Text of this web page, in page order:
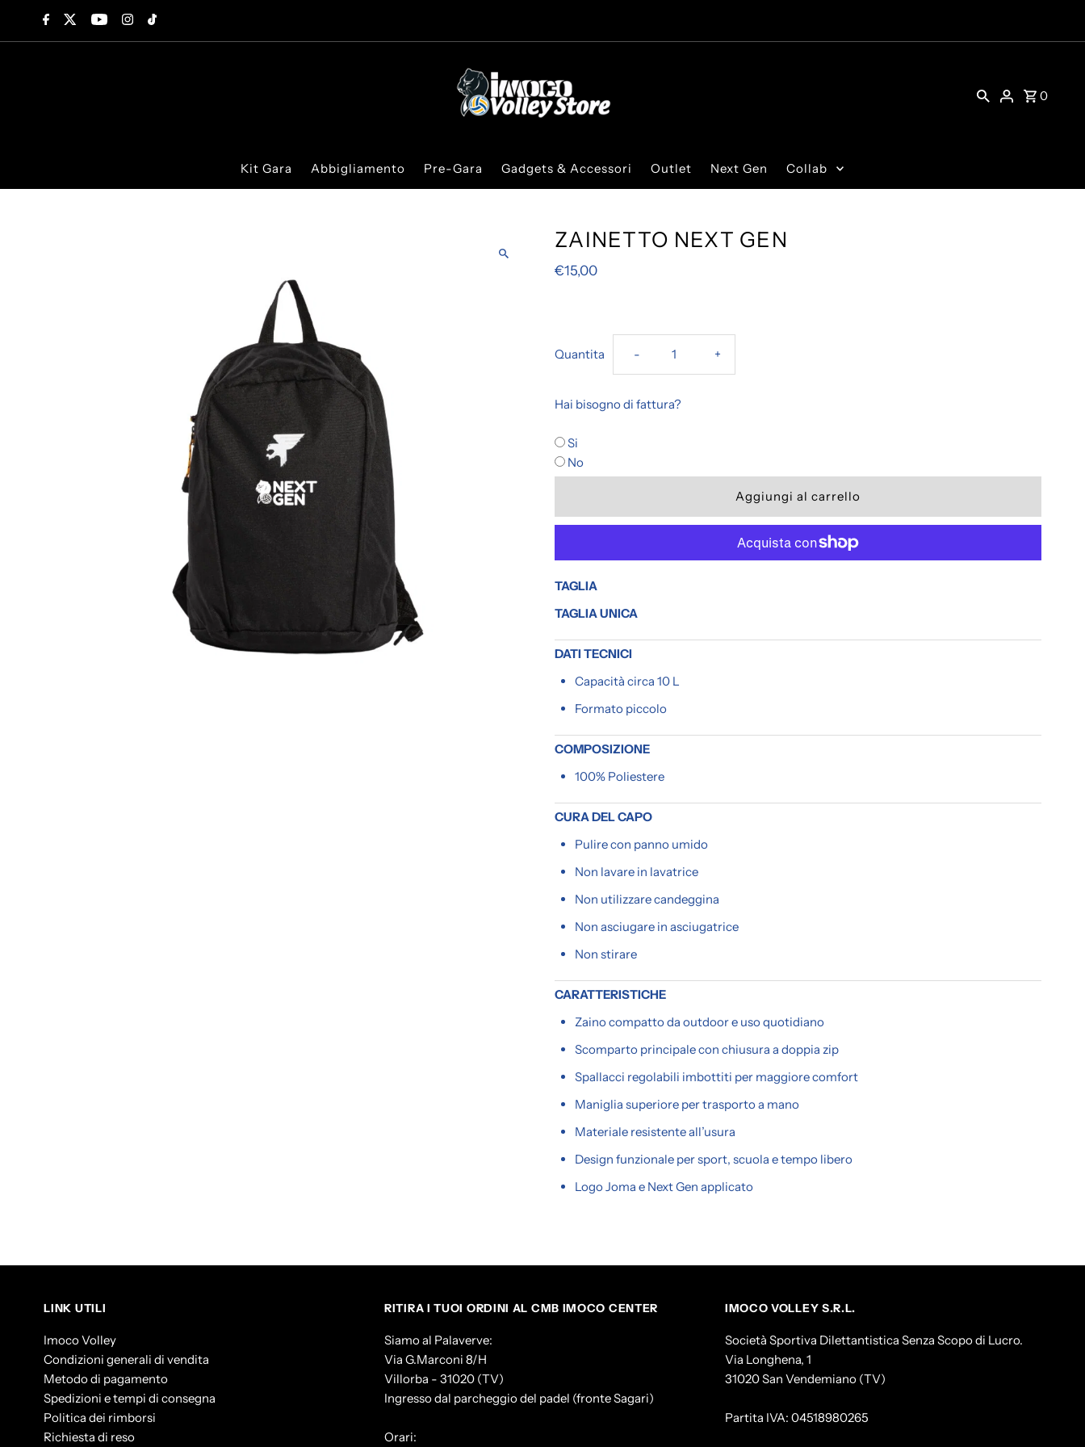
Vai direttamente ai contenuti
0
Kit Gara Abbigliamento Pre-Gara Gadgets & Accessori Outlet Next Gen Collab
ZAINETTO NEXT GEN
€15,00
Quantita Diminuisci
- Aumenta
ZAINETTO
NEXT
+
Hai bisogno di fattura?
Si
No
TAGLIA
TAGLIA UNICA
DATI TECNICI
Capacità circa 10 L
Formato piccolo
COMPOSIZIONE
100% Poliestere
CURA DEL CAPO
Pulire con panno umido
Non lavare in lavatrice
Non utilizzare candeggina
Non asciugare in asciugatrice
Non stirare
CARATTERISTICHE
Zaino compatto da outdoor e uso quotidiano
Scomparto principale con chiusura a doppia zip
Spallacci regolabili imbottiti per maggiore comfort
Maniglia superiore per trasporto a mano
Materiale resistente all’usura
Design funzionale per sport, scuola e tempo libero
Logo Joma e Next Gen applicato
LINK UTILI
Imoco Volley
Condizioni generali di vendita
Metodo di pagamento
Spedizioni e tempi di consegna
Politica dei rimborsi
Richiesta di reso
RITIRA I TUOI ORDINI AL CMB IMOCO CENTER
Siamo al Palaverve:
Via G.Marconi 8/H
Villorba - 31020 (TV)
Ingresso dal parcheggio del padel (fronte Sagari)
Orari:
IMOCO VOLLEY S.R.L.
Società Sportiva Dilettantistica Senza Scopo di Lucro.
Via Longhena, 1
31020 San Vendemiano (TV)
Partita IVA: 04518980265